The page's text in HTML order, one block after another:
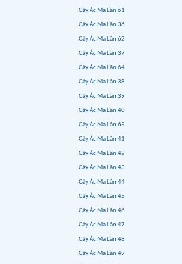
Cây Ác Ma Lần 61
Cây Ác Ma Lần 36
Cây Ác Ma Lần 62
Cây Ác Ma Lần 37
Cây Ác Ma Lần 64
Cây Ác Ma Lần 38
Cây Ác Ma Lần 39
Cây Ác Ma Lần 40
Cây Ác Ma Lần 65
Cây Ác Ma Lần 41
Cây Ác Ma Lần 42
Cây Ác Ma Lần 43
Cây Ác Ma Lần 44
Cây Ác Ma Lần 45
Cây Ác Ma Lần 46
Cây Ác Ma Lần 47
Cây Ác Ma Lần 48
Cây Ác Ma Lần 49